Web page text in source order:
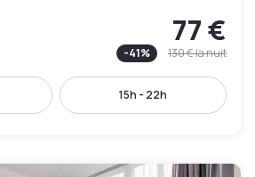
77 €
-41% 130 €la nuit
15h - 22h